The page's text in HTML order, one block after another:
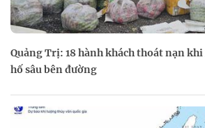
Quảng Trị: 18 hành khách thoát nạn
hố sâu bên đường